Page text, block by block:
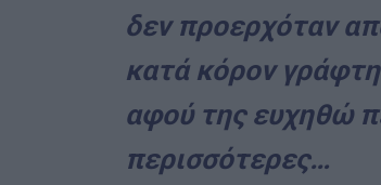
δεν προερχόταν
κατά κόρον
αφού της ευχηθώ
περισσότερες…